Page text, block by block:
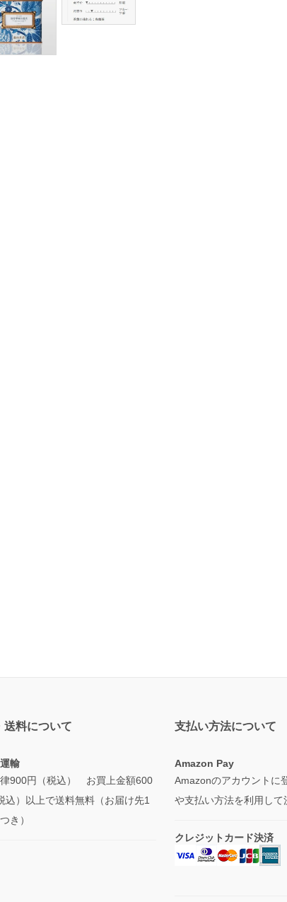
送料について
輸
900円（税込） お買上金額600
込）以上で送料無料（お届け先1
き）
支払い方法について
Amazon Pay
Amazonのアカウントに
や支払い方法を利用して
クレジットカード決済